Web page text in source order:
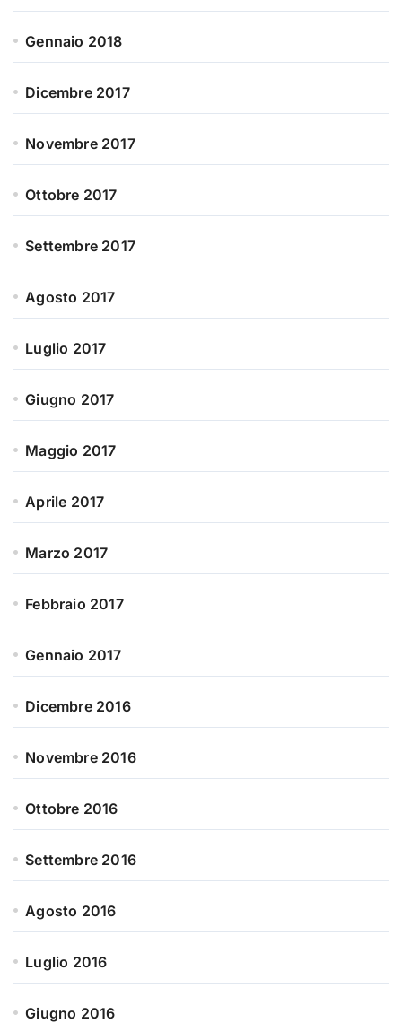
Gennaio 2018
Dicembre 2017
Novembre 2017
Ottobre 2017
Settembre 2017
Agosto 2017
Luglio 2017
Giugno 2017
Maggio 2017
Aprile 2017
Marzo 2017
Febbraio 2017
Gennaio 2017
Dicembre 2016
Novembre 2016
Ottobre 2016
Settembre 2016
Agosto 2016
Luglio 2016
Giugno 2016